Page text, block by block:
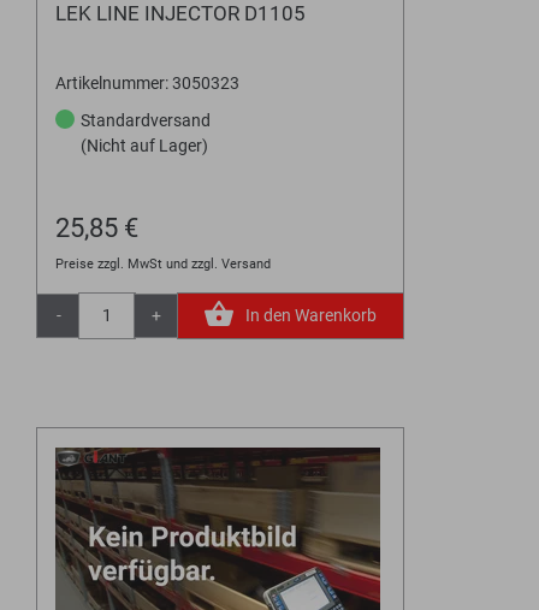
LEK LINE INJECTOR D1105
Artikelnummer: 3050323
Standardversand
(Nicht auf Lager)
25,85 €
Preise zzgl. MwSt und zzgl. Versand
- + In den Warenkorb